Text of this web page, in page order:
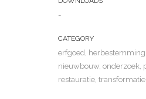
-
CATEGORY
erfgoed,
nieuwbouw, onderzoek,
restauratie,